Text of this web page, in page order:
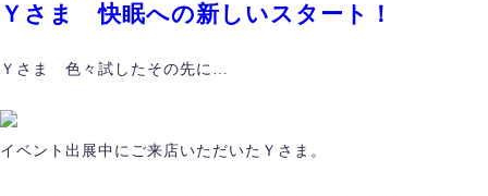
Ｙさま 快眠への新しいスタート！
Ｙさま 色々試したその先に…
イベント出展中にご来店いただいたＹさま。